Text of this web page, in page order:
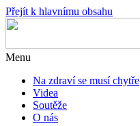
Přejít k hlavnímu obsahu
Menu
Na zdraví se musí chytře
Videa
Soutěže
O nás